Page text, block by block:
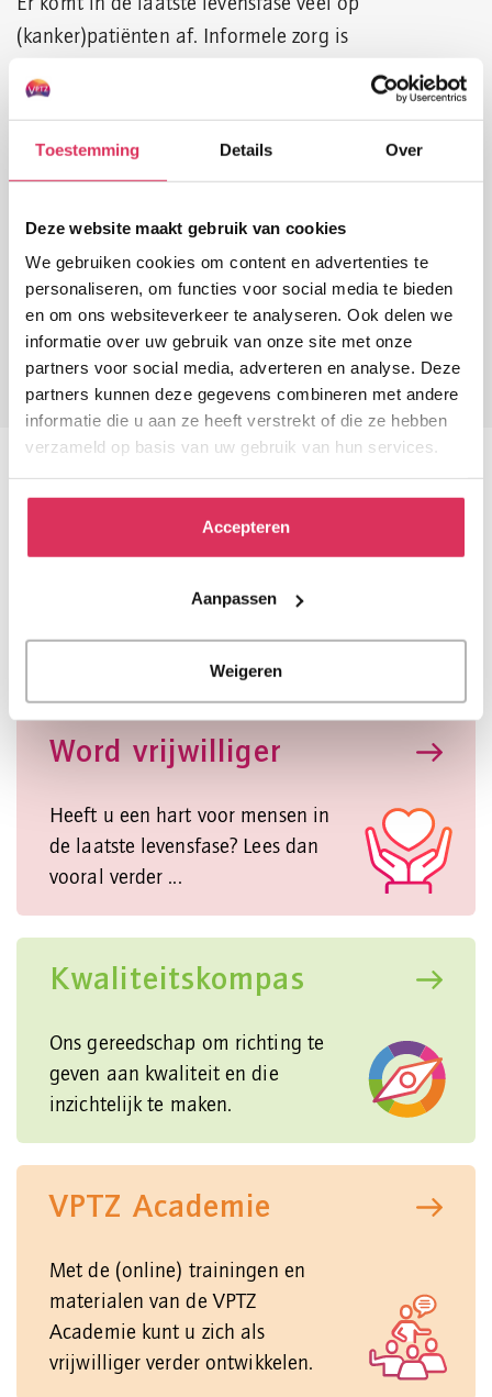
Toestemming Details Over
Deze website maakt gebruik van cookies
We gebruiken cookies om content en advertenties te
personaliseren, om functies voor social media te bieden
en om ons websiteverkeer te analyseren. Ook delen we
informatie over uw gebruik van onze site met onze
partners voor social media, adverteren en analyse. Deze
partners kunnen deze gegevens combineren met andere
informatie die u aan ze heeft verstrekt of die ze hebben
verzameld op basis van uw gebruik van hun services.
Accepteren
Aanpassen
Weigeren
Er komt in de laatste levensfase veel op
(kanker)patiënten af. Informele zorg is
ondersteunend aan formele zorg, kan de druk op de
formele zorg wegnemen en draagt bij aan een
zorg kennen en weten te vinden. Met de financiering
van dit project wordt hier een volgende stap in
gemaakt.
Lees meer over het onderzoek
Levenseindeverhalen
Echte verhalen die raken! Lees
Word vrijwilliger
Heeft u een hart voor mensen in
de laatste levensfase? Lees dan
vooral verder ...
Kwaliteitskompas
Ons gereedschap om richting te
geven aan kwaliteit en die
inzichtelijk te maken.
VPTZ Academie
Met de (online) trainingen en
materialen van de VPTZ
Academie kunt u zich als
vrijwilliger verder ontwikkelen.